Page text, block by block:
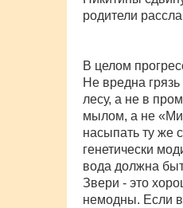
родители
В целом
Не вредна
лесу, а не в
мылом, а не
насыпать ту же
генетически
вода должна
Звери - это
немодны. Если в